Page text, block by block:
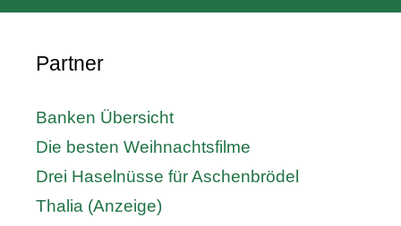
Partner
Banken Übersicht
Die besten Weihnachtsfilme
Drei Haselnüsse für Aschenbrödel
Thalia (Anzeige)